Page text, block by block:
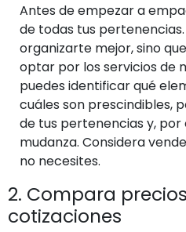
Antes de empezar a
de todas tus
organizarte mejor, sino
optar por los servicios de
puedes identificar qué
cuáles son prescindibles,
de tus pertenencias y, por
mudanza. Considera
no necesites.
2. Compara
cotizaciones